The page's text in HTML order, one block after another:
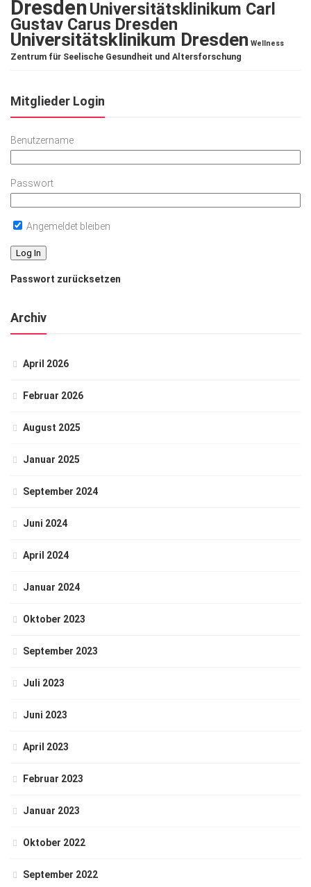
DresdenUniversitätsklinikum Carl
Gustav Carus Dresden
Universitätsklinikum Dresden Wellness
Zentrum für Seelische Gesundheit und Altersforschung
Mitglieder Login
Benutzername
Passwort
Angemeldet bleiben
Passwort zurücksetzen
Archiv
April 2026
Februar 2026
August 2025
Januar 2025
September 2024
Juni 2024
April 2024
Januar 2024
Oktober 2023
September 2023
Juli 2023
Juni 2023
April 2023
Februar 2023
Januar 2023
Oktober 2022
September 2022